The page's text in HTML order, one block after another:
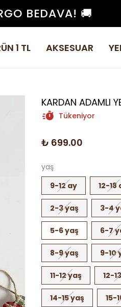
BEDAVA! 🚚
1 TL AKSESUAR
KARDAN ADAMLI
Tükeniyor
₺ 699.00
yaş
9-12 ay
12-18
2-3 yaş 3-4
5-6 yaş 6-7
8-9 yaş 9-10
11-12 yaş 12-
14-15 yaş 15-